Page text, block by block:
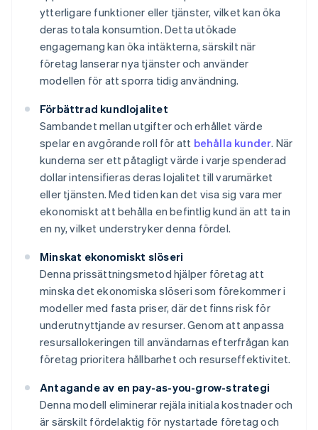
ytterligare funktioner eller tjänster, vilket kan öka
deras totala konsumtion. Detta utökade
engagemang kan öka intäkterna, särskilt när
företag lanserar nya tjänster och använder
modellen för att sporra tidig användning.
Förbättrad kundlojalitet
Sambandet mellan utgifter och erhållet värde
spelar en avgörande roll för att behålla kunder. När
kunderna ser ett påtagligt värde i varje spenderad
dollar intensifieras deras lojalitet till varumärket
eller tjänsten. Med tiden kan det visa sig vara mer
ekonomiskt att behålla en befintlig kund än att ta in
en ny, vilket understryker denna fördel.
Minskat ekonomiskt slöseri
Denna prissättningsmetod hjälper företag att
minska det ekonomiska slöseri som förekommer i
modeller med fasta priser, där det finns risk för
underutnyttjande av resurser. Genom att anpassa
resursallokeringen till användarnas efterfrågan kan
företag prioritera hållbarhet och resurseffektivitet.
Antagande av en pay-as-you-grow-strategi
Denna modell eliminerar rejäla initiala kostnader och
är särskilt fördelaktig för nystartade företag och